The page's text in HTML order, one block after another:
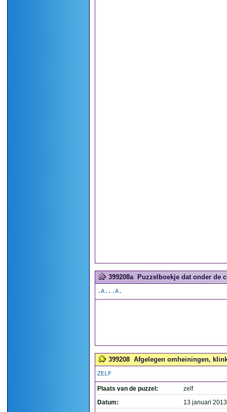
399208a Puzzelboekje dat onder de
.A...A.
399208 Afgelegen omheiningen,
ZELF
Plaats van de puzzel:
zelf
Datum:
13 januari